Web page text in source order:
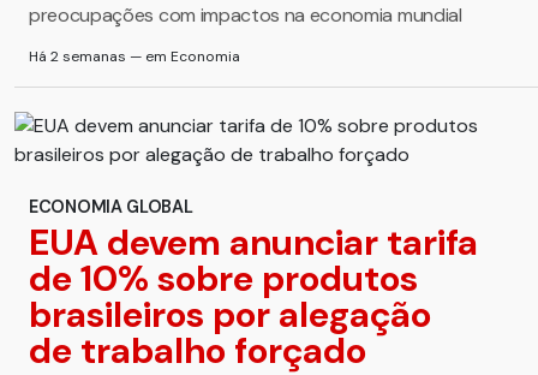
preocupações com impactos na economia mundial
Há 2 semanas — em Economia
ECONOMIA GLOBAL
EUA devem anunciar tarifa
de 10% sobre produtos
brasileiros por alegação
de trabalho forçado